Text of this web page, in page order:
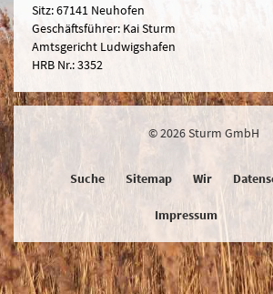
Sitz: 67141 Neuhofen
Geschäftsführer: Kai Sturm
Amtsgericht Ludwigshafen
HRB Nr.: 3352
© 2026 Sturm GmbH
Suche Sitemap Wir
Impressum